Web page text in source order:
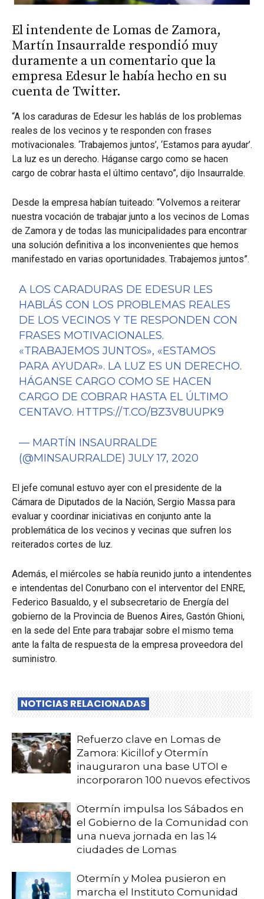
El intendente de Lomas de Zamora,
Martín Insaurralde respondió muy
duramente a un comentario que la
empresa Edesur le había hecho en su
cuenta de Twitter.
“A los caraduras de Edesur les hablás de los problemas
reales de los vecinos y te responden con frases
motivacionales. ‘Trabajemos juntos’, ‘Estamos para ayudar’.
La luz es un derecho. Háganse cargo como se hacen
cargo de cobrar hasta el último centavo”, dijo Insaurralde.
Desde la empresa habían tuiteado: “Volvemos a reiterar
nuestra vocación de trabajar junto a los vecinos de Lomas
de Zamora y de todas las municipalidades para encontrar
una solución definitiva a los inconvenientes que hemos
manifestado en varias oportunidades. Trabajemos juntos”.
A LOS CARADURAS DE EDESUR LES
HABLÁS CON LOS PROBLEMAS REALES
DE LOS VECINOS Y TE RESPONDEN CON
FRASES MOTIVACIONALES.
«TRABAJEMOS JUNTOS», «ESTAMOS
PARA AYUDAR». LA LUZ ES UN DERECHO.
HÁGANSE CARGO COMO SE HACEN
CARGO DE COBRAR HASTA EL ÚLTIMO
CENTAVO. HTTPS://T.CO/BZ3V8UUPK9
— MARTÍN INSAURRALDE
(@MINSAURRALDE)JULY 17, 2020
El jefe comunal estuvo ayer con el presidente de la
Cámara de Diputados de la Nación, Sergio Massa para
evaluar y coordinar iniciativas en conjunto ante la
problemática de los vecinos y vecinas que sufren los
reiterados cortes de luz.
Además, el miércoles se había reunido junto a intendentes
e intendentas del Conurbano con el interventor del ENRE,
Federico Basualdo, y el subsecretario de Energía del
gobierno de la Provincia de Buenos Aires, Gastón Ghioni,
en la sede del Ente para trabajar sobre el mismo tema
ante la falta de respuesta de la empresa proveedora del
suministro.
NOTICIAS RELACIONADAS
Refuerzo clave en Lomas de
Zamora: Kicillof y Otermín
inauguraron una base UTOI e
incorporaron 100 nuevos efectivos
Otermín impulsa los Sábados en
el Gobierno de la Comunidad con
una nueva jornada en las 14
ciudades de Lomas
Otermín y Molea pusieron en
marcha el Instituto Comunidad